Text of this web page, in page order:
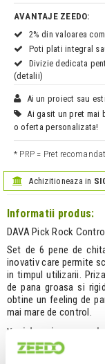
AVANTAJE ZEEDO:
2% din valoarea
Poti plati integral
Divizie dedicata
(detalii)
Ai un proiect sau
Ai gasit un pret mai
o oferta personalizata!
* PRP = Pret
Achizitioneaza in
Informatii produs:
DAVA Pick Rock
Set de 6 pene de
inovativ care permite
in timpul utilizarii.
de pana groasa si
obtine un feeling de
mai mare de control.
Vezi descrierea
Unitate de vanzare: